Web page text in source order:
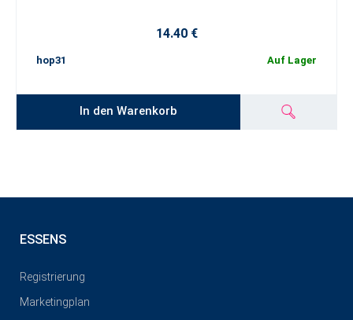
14.40 €
hop31 Auf Lager
In den Warenkorb
ESSENS
Registrierung
Marketingplan